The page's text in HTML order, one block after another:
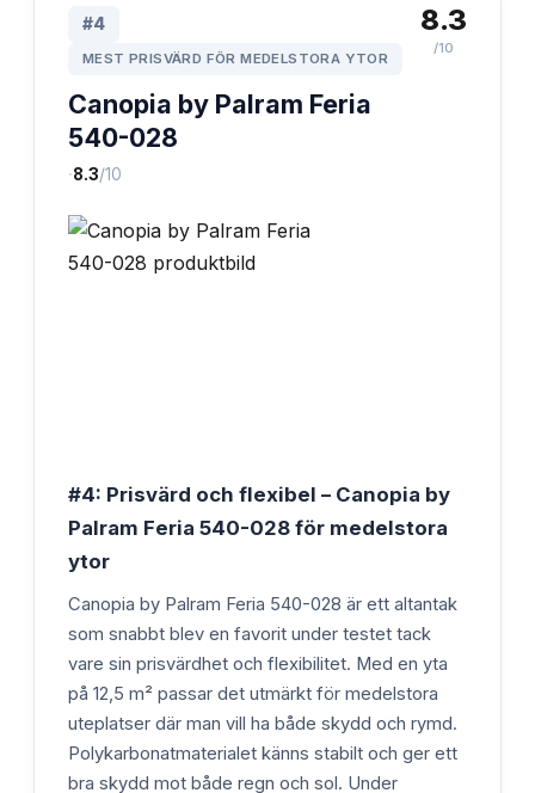
#4
MEST PRISVÄRD FÖR MEDELSTORA YTOR
Canopia by Palram Feria
540-028
·8.3/10
8.3
/10
#4: Prisvärd och flexibel – Canopia by
Palram Feria 540-028 för medelstora
ytor
Canopia by Palram Feria 540-028 är ett altantak
som snabbt blev en favorit under testet tack
vare sin prisvärdhet och flexibilitet. Med en yta
på 12,5 m² passar det utmärkt för medelstora
uteplatser där man vill ha både skydd och rymd.
Polykarbonatmaterialet känns stabilt och ger ett
bra skydd mot både regn och sol. Under